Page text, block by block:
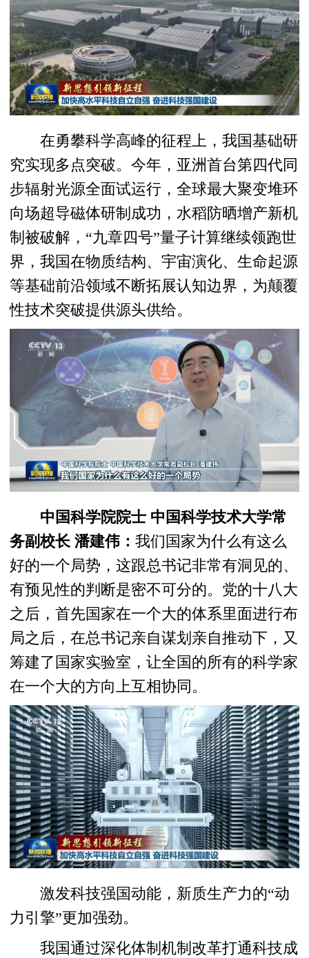
在勇攀科学高峰的征程上，我国基础研
究实现多点突破。今年，亚洲首台第四代同
步辐射光源全面试运行，全球最大聚变堆环
向场超导磁体研制成功，水稻防晒增产新机
制被破解，“九章四号”量子计算继续领跑世
界，我国在物质结构、宇宙演化、生命起源
等基础前沿领域不断拓展认知边界，为颠覆
性技术突破提供源头供给。
中国科学院院士 中国科学技术大学常
务副校长 潘建伟：我们国家为什么有这么
好的一个局势，这跟总书记非常有洞见的、
有预见性的判断是密不可分的。党的十八大
之后，首先国家在一个大的体系里面进行布
局之后，在总书记亲自谋划亲自推动下，又
筹建了国家实验室，让全国的所有的科学家
在一个大的方向上互相协同。
激发科技强国动能，新质生产力的“动
力引擎”更加强劲。
我国通过深化体制机制改革打通科技成